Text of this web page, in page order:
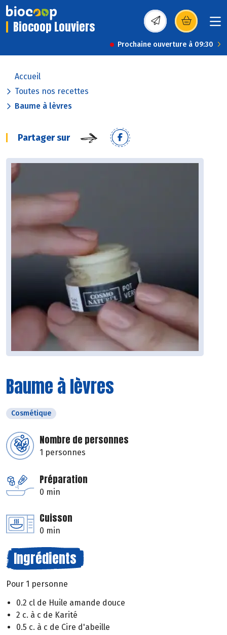
Biocoop Louviers (s’ouvre dans une
Prochaine ouverture à 09:30
Accueil
Toutes nos recettes
Baume à lèvres
Partager sur
Baume à lèvres
Cosmétique
Nombre de personnes
1 personnes
Préparation
0 min
Cuisson
0 min
Ingrédients
Pour 1 personne
0.2 cl de Huile amande douce
2 c. à c de Karité
0.5 c. à c de Cire d'abeille